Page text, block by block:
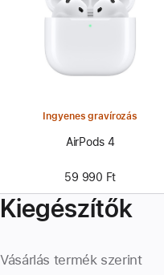
Ingyenes gravírozás
AirPods 4
59 990 Ft
Kiegészítők
Vásárlás termék szerint